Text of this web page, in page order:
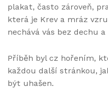
plakat, často zároveň,
která je Krev a mráz
nechává vás bez dechu
Příběh byl cz hořením,
každou další stránkou,
být uhašen.